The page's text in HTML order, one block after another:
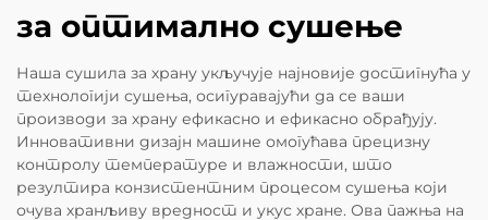
за оптимално сушење
Наша сушила за храну укључује најновије достигнућа у
технологији сушења, осигуравајући да се ваши
производи за храну ефикасно и ефикасно обрађују.
Инновативни дизајн машине омогућава прецизну
контролу температуре и влажности, што
резултира конзистентним процесом сушења који
очува хранљиву вредност и укус хране. Ова пажња на